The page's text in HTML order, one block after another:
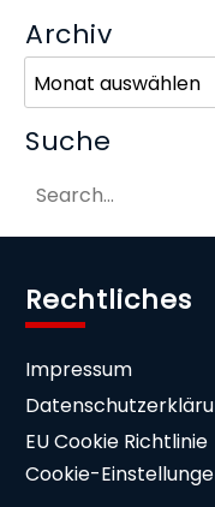
Archiv
Suche
Rechtliches
Impressum
EU Cookie Richtlinie
Cookie-